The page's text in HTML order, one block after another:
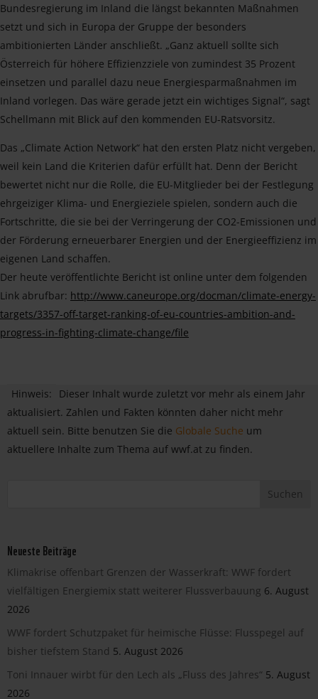
Bundesregierung im Inland die längst bekannten Maßnahmen
setzt und sich in Europa der Gruppe der besonders
ambitionierten Länder anschließt. „Ganz aktuell sollte sich
Österreich für höhere Effizienzziele von zumindest 35 Prozent
einsetzen und parallel dazu neue Energiesparmaßnahmen im
Inland vorlegen. Das wäre gerade jetzt ein wichtiges Signal“, sagt
Schellmann mit Blick auf den kommenden EU-Ratsvorsitz.
Das „Climate Action Network“ hat den ersten Platz nicht vergeben,
weil kein Land die Kriterien dafür erfüllt hat. Denn der Bericht
bewertet nicht nur die Rolle, die EU-Mitglieder bei der Festlegung
ehrgeiziger Klima- und Energieziele spielen, sondern auch die
Fortschritte, die sie bei der Verringerung der CO2-Emissionen und
der Förderung erneuerbarer Energien und der Energieeffizienz im
eigenen Land schaffen.
Der heute veröffentlichte Bericht ist online unter dem folgenden
Link abrufbar: http://www.caneurope.org/docman/climate-energy-
targets/3357-off-target-ranking-of-eu-countries-ambition-and-
progress-in-fighting-climate-change/file
Hinweis:
Dieser Inhalt wurde zuletzt vor mehr als einem Jahr
aktualisiert. Zahlen und Fakten könnten daher nicht mehr
aktuell sein. Bitte benutzen Sie die Globale Suche um
aktuellere Inhalte zum Thema auf wwf.at zu finden.
Neueste Beiträge
Klimakrise offenbart Grenzen der Wasserkraft: WWF fordert
vielfältigen Energiemix statt weiterer Flussverbauung 6. August
2026
WWF fordert Schutzpaket für heimische Flüsse: Flusspegel auf
bisher tiefstem Stand 5. August 2026
Toni Innauer wirbt für den Lech als „Fluss des Jahres“ 5. August
2026